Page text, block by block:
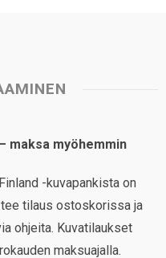
maksa myöhemmin
-kuvapankista on
tilaus ostoskorissa ja
ohjeita. Kuvatilaukset
maksuajalla.